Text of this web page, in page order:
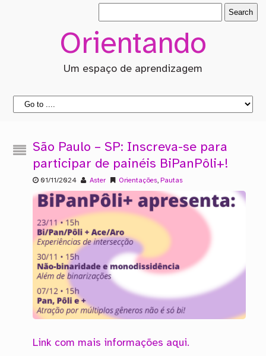
Orientando
Um espaço de aprendizagem
São Paulo – SP: Inscreva-se para
participar de painéis BiPanPôli+!
01/11/2024 Aster Orientações, Pautas
Link com mais informações aqui.